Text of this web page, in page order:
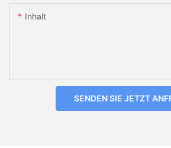
Inhalt
SENDEN SIE JETZT